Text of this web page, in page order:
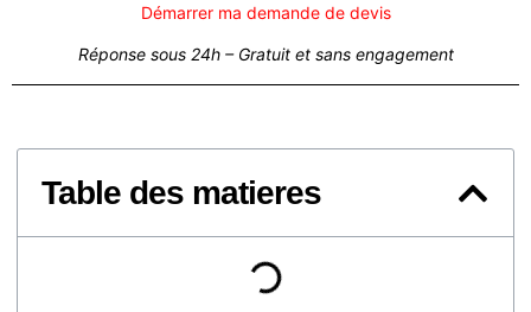
Démarrer ma demande de devis
Réponse sous 24h – Gratuit et sans engagement
Table des matieres